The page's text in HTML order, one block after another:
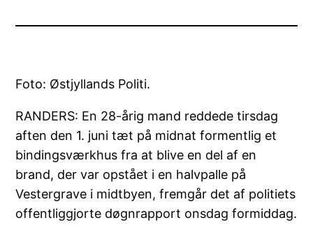
Foto: Østjyllands Politi.
RANDERS: En 28-årig mand reddede tirsdag
aften den 1. juni tæt på midnat formentlig et
bindingsværkhus fra at blive en del af en
brand, der var opstået i en halvpalle på
Vestergrave i midtbyen, fremgår det af politiets
offentliggjorte døgnrapport onsdag formiddag.